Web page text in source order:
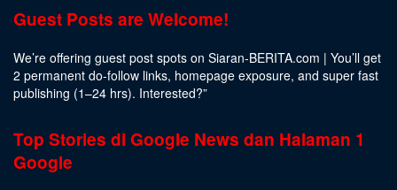
Guest Posts are Welcome!
We’re offering guest post spots on Siaran-BERITA.com | You’ll get
2 permanent do-follow links, homepage exposure, and super fast
publishing (1–24 hrs). Interested?”
Top Stories di Google News dan Halaman 1
Google